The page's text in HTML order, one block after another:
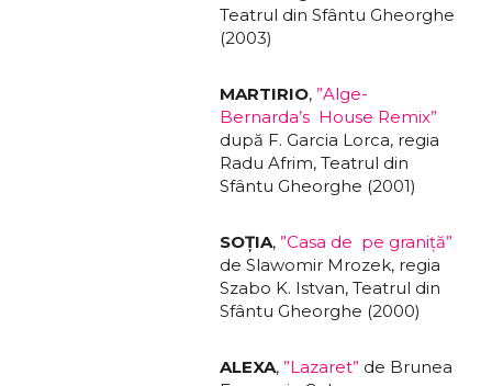
Teatrul din Sfântu Gheorghe
(2003)
MARTIRIO, ”Alge-
Bernarda’s House Remix”
după F. Garcia Lorca, regia
Radu Afrim, Teatrul din
Sfântu Gheorghe (2001)
SOŢIA, ”Casa de pe graniţă”
de Slawomir Mrozek, regia
Szabo K. Istvan, Teatrul din
Sfântu Gheorghe (2000)
ALEXA, ”Lazaret” de Brunea